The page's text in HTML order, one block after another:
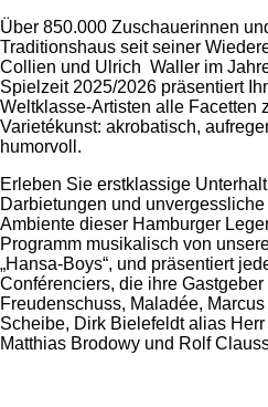
Über 850.000 Zuschauerinnen
Traditionshaus seit seiner
Collien und Ulrich Waller im
Spielzeit 2025/2026 präsentiert
Weltklasse-Artisten alle Facetten
Varietékunst: akrobatisch,
humorvoll.
Erleben Sie erstklassige
Darbietungen und
Ambiente dieser Hamburger
Programm musikalisch von
„Hansa-Boys“, und präsentiert
Conférenciers, die ihre
Freudenschuss, Maladée,
Scheibe, Dirk Bielefeldt alias
Matthias Brodowy und Rolf